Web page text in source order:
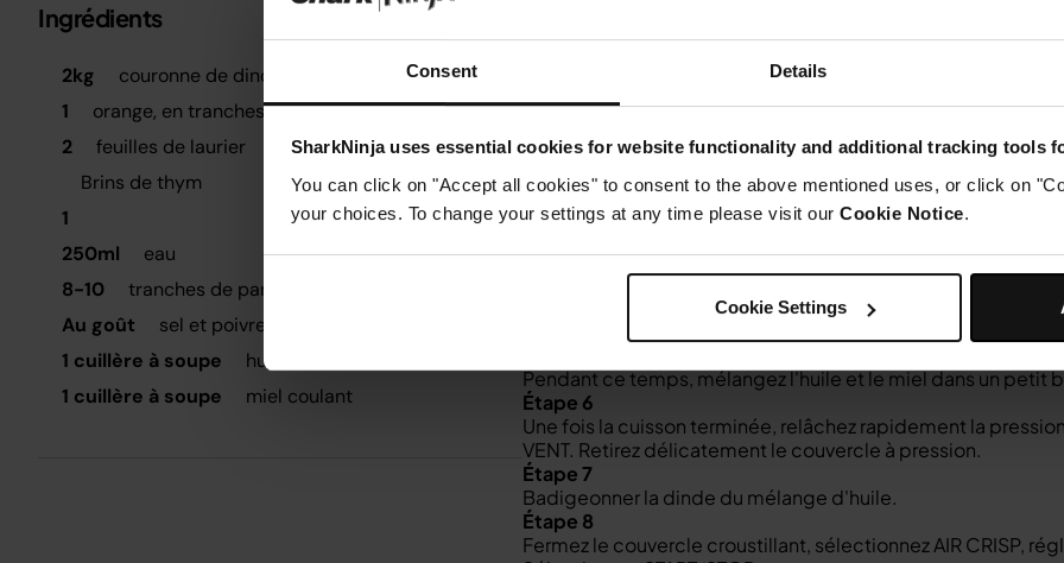
Consent Details
SharkNinja uses essential cookies for website functionality and additional tracking tools
You can click on "Accept all cookies" to consent to the above mentioned uses, or click on
your choices. To change your settings at any time please visit our Cookie Notice.
Cookie Settings
Ingrédients Métrique
2kg
couronne de dinde
1
orange, en tranches
2
feuilles de laurier
Brins de thym
1
250ml
eau
8-10
tranches de pancetta
Au goût
sel et poivre
1 cuillère à soupe
huile
1 cuillère à soupe
miel coulant
Détacher la peau de la poitrine de dinde. Placer deux
thym sous la peau, des deux côtés de la poitrine, croiser
goût.
Mettre le carré dans la marmite avec les oignons et l'eau.
Étape 3
Assemblez le couvercle à pression, en vous assurant que
SEAL.
Sélectionnez PRESSION et réglez-la sur élevée. Réglez la
Pendant ce temps, mélangez l'huile et le miel dans un petit
Étape 6
Une fois la cuisson terminée, relâchez rapidement la
VENT. Retirez délicatement le couvercle à pression.
Étape 7
Badigeonner la dinde du mélange d'huile.
Étape 8
Fermez le couvercle croustillant, sélectionnez AIR CRISP,